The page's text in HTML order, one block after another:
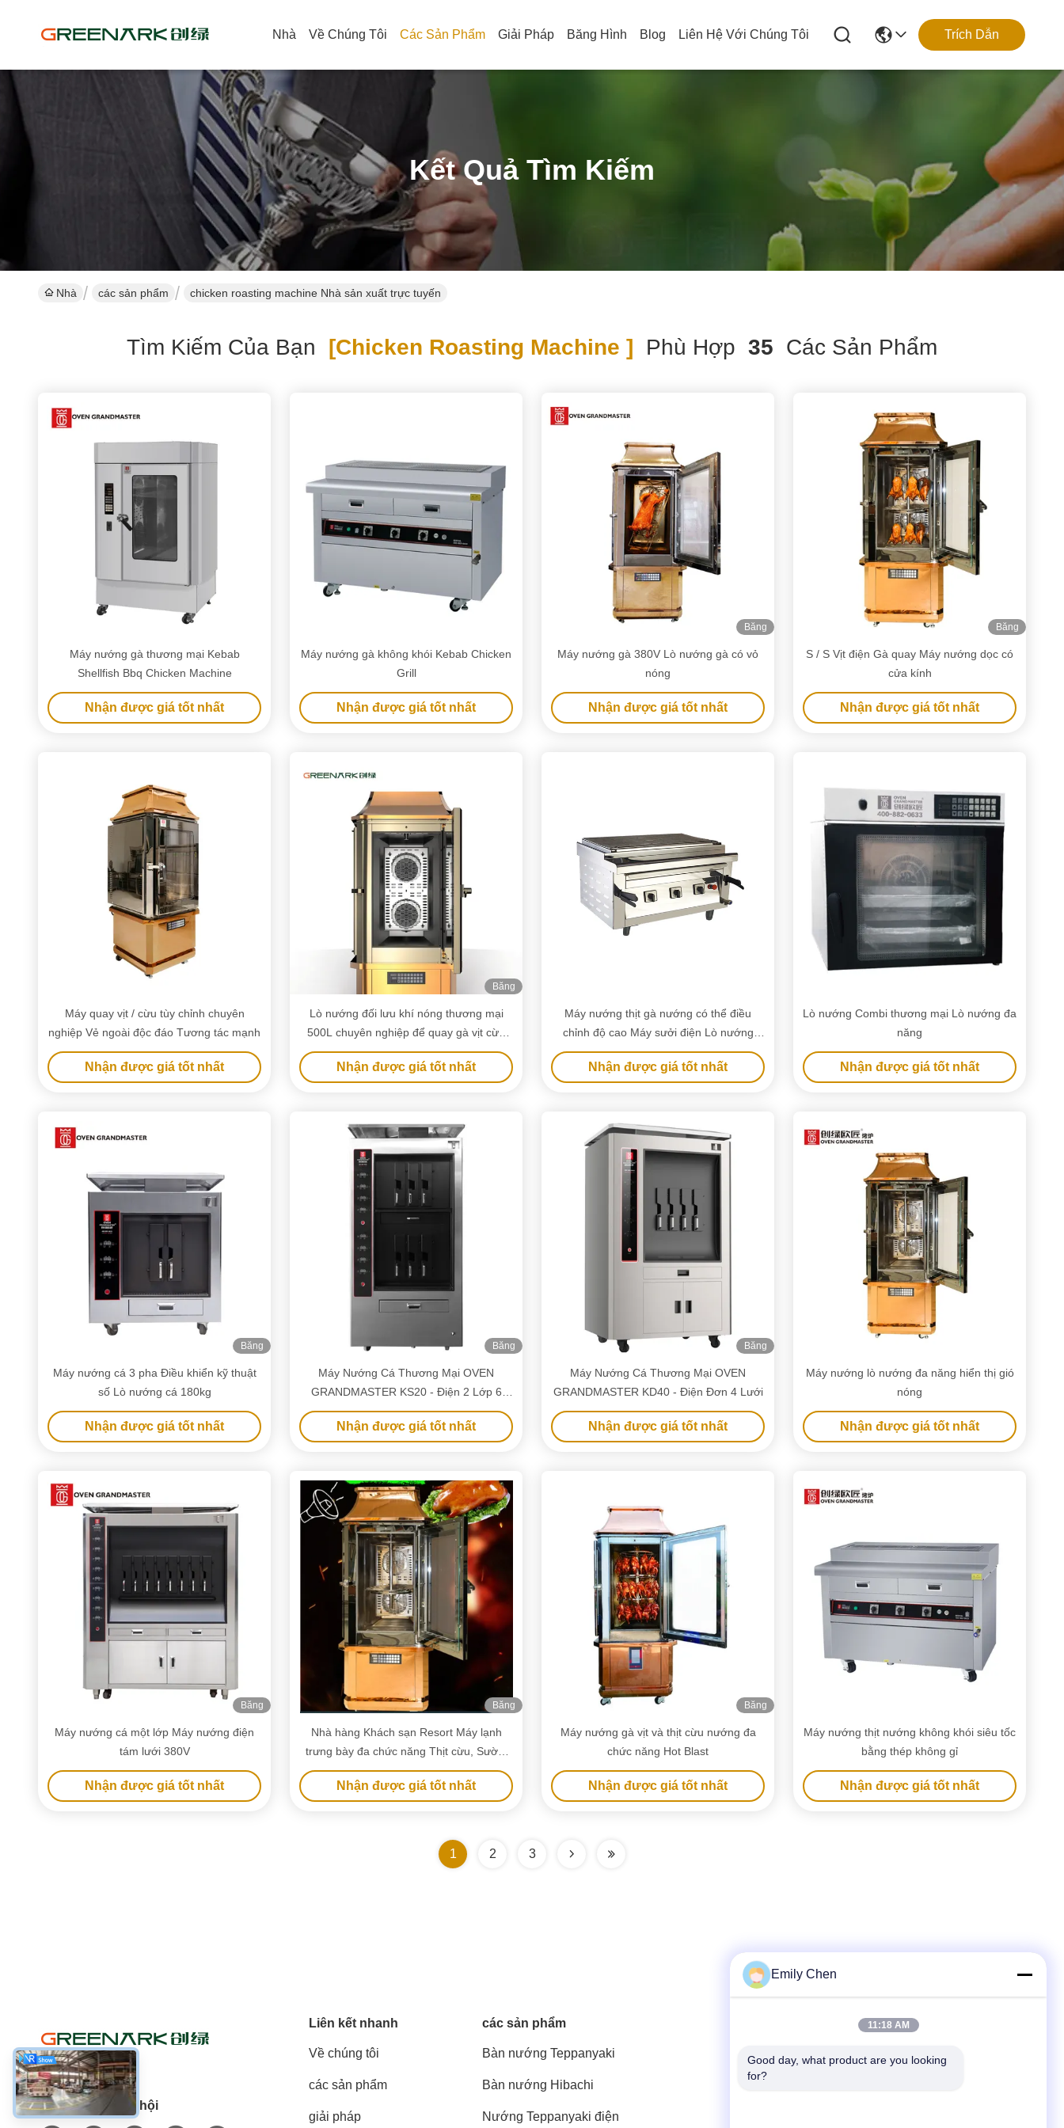
Nhà Về Chúng Tôi Các Sản Phẩm Giải Pháp Băng Hình Blog Liên Hệ Với Chúng Tôi Trích Dẫn
Kết Quả Tìm Kiếm
Nhà các sản phẩm chicken roasting machine Nhà sản xuất trực tuyến
Tìm Kiếm Của Bạn [chicken Roasting Machine ] Phù Hợp 35 Các Sản Phẩm
Máy nướng gà thương mại Kebab
Shellfish Bbq Chicken Machine
Nhận được giá tốt nhất
Máy nướng gà không khói Kebab Chicken
Grill
Nhận được giá tốt nhất
Băng
Máy nướng gà 380V Lò nướng gà có vỏ
nóng
Nhận được giá tốt nhất
Băng
S / S Vịt điện Gà quay Máy nướng dọc có
cửa kính
Nhận được giá tốt nhất
Máy quay vịt / cừu tùy chỉnh chuyên
nghiệp Vẻ ngoài độc đáo Tương tác mạnh
Nhận được giá tốt nhất
Băng
Lò nướng đối lưu khí nóng thương mại
500L chuyên nghiệp để quay gà vịt cừu
lợn với chứng nhận CE ISO
Nhận được giá tốt nhất
Máy nướng thịt gà nướng có thể điều
chỉnh độ cao Máy sưởi điện Lò nướng
không khói
Nhận được giá tốt nhất
Lò nướng Combi thương mại Lò nướng đa
năng
Nhận được giá tốt nhất
Băng
Máy nướng cá 3 pha Điều khiển kỹ thuật
số Lò nướng cá 180kg
Nhận được giá tốt nhất
Băng
Máy Nướng Cá Thương Mại OVEN
GRANDMASTER KS20 - Điện 2 Lớp 6
Lưới
Nhận được giá tốt nhất
Băng
Máy Nướng Cá Thương Mại OVEN
GRANDMASTER KD40 - Điện Đơn 4 Lưới
Nhận được giá tốt nhất
Máy nướng lò nướng đa năng hiển thị gió
nóng
Nhận được giá tốt nhất
Băng
Máy nướng cá một lớp Máy nướng điện
tám lưới 380V
Nhận được giá tốt nhất
Băng
Nhà hàng Khách sạn Resort Máy lạnh
trưng bày đa chức năng Thịt cừu, Sườn,
Gà, Vịt Lò nướng Máy nướng
Nhận được giá tốt nhất
Băng
Máy nướng gà vịt và thịt cừu nướng đa
chức năng Hot Blast
Nhận được giá tốt nhất
Máy nướng thịt nướng không khói siêu tốc
bằng thép không gỉ
Nhận được giá tốt nhất
1 2 3
Truyền thông xã hội
Liên kết nhanh
Về chúng tôi
các sản phẩm
giải pháp
các sản phẩm
Bàn nướng Teppanyaki
Bàn nướng Hibachi
Nướng Teppanyaki điện
Điện thoại
Emily Chen
11:18 AM
Good day, what product are you looking
for?